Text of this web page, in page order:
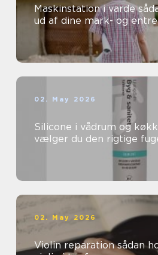
Maskinstation i varde sådan får du mest
ud af dine mark- og
02. May 2026
Silicone i vådrum og
vælger du den rigtige
02. May 2026
Violin reparation sådan holder du din